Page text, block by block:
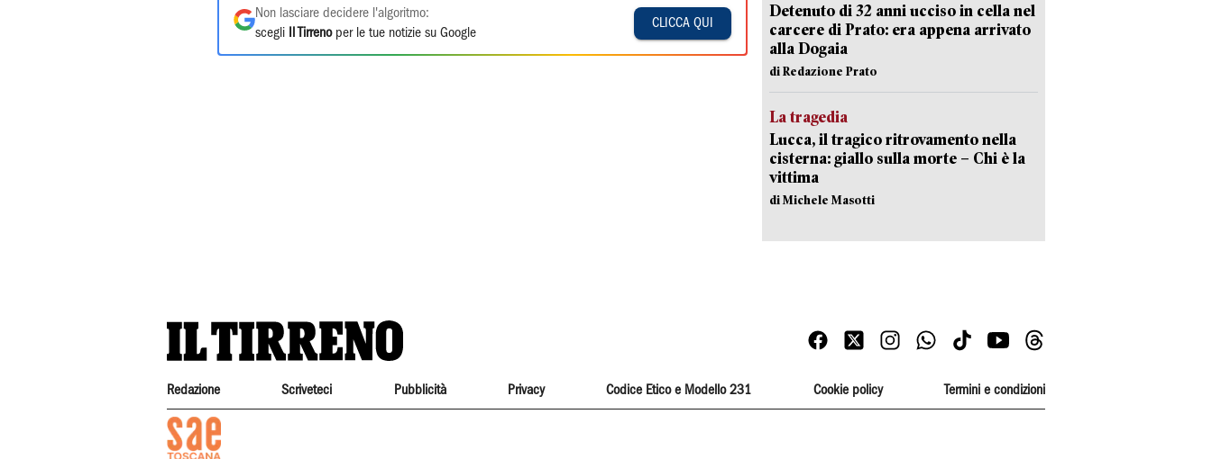
Non lasciare decidere l'algoritmo:
scegli
Il Tirrenoper le tue notizie su Google
CLICCA QUI
Detenuto di 32 anni ucciso in cella nel
carcere di Prato: era appena arrivato
alla Dogaia
di Redazione Prato
La tragedia
Lucca, il tragico ritrovamento nella
cisterna: giallo sulla morte – Chi è la
vittima
di Michele Masotti
Redazione Scriveteci Pubblicità Privacy Codice Etico e Modello 231 Cookie policy Termini e condizioni